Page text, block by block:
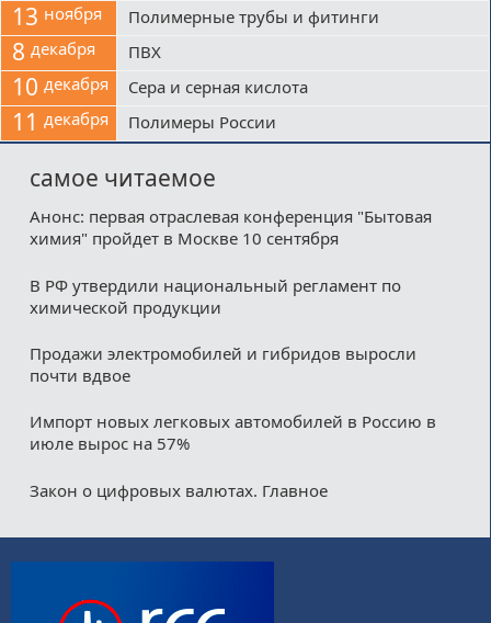
13 ноября Полимерные трубы и фитинги
8 декабря ПВХ
10 декабря Сера и серная кислота
11 декабря Полимеры России
самое читаемое
Анонс: первая отраслевая конференция "Бытовая
химия" пройдет в Москве 10 сентября
В РФ утвердили национальный регламент по
химической продукции
Продажи электромобилей и гибридов выросли
почти вдвое
Импорт новых легковых автомобилей в Россию в
июле вырос на 57%
Закон о цифровых валютах. Главное